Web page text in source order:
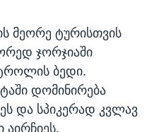
მეორე ტურისთვის
ჯორჯიაში
ბედი.
დომინირება
და სპიკერად კვლავ
აირჩიეს.